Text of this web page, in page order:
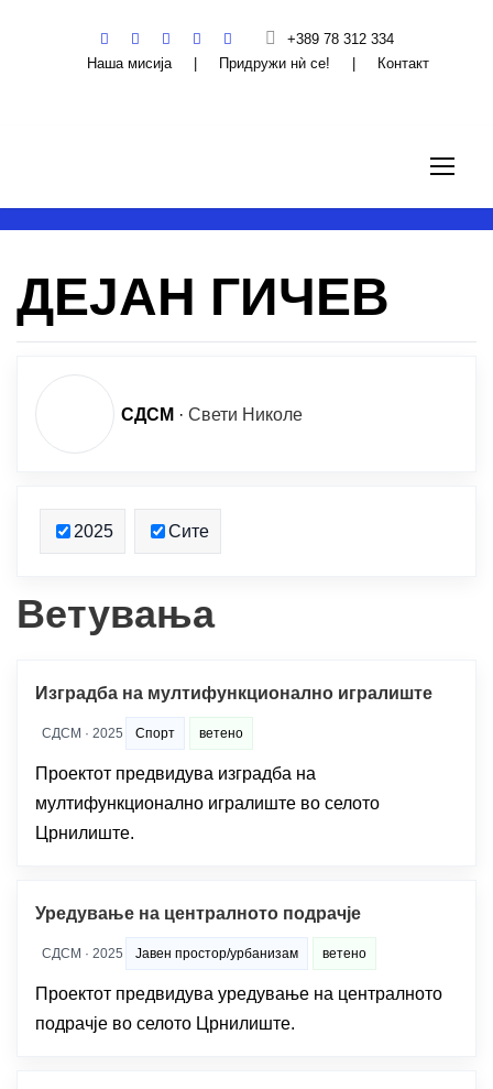
+389 78 312 334
Наша мисија
Придружи нѝ се! Контакт
ДЕЈАН ГИЧЕВ
СДСМ · Свети Николе
2025 Сите
Ветувања
Изградба на мултифункционално игралиште
СДСМ · 2025 Спорт ветено
Проектот предвидува изградба на
мултифункционално игралиште во селото
Црнилиште.
Уредување на централното подрачје
СДСМ · 2025 Јавен простор/урбанизам ветено
Проектот предвидува уредување на централното
подрачје во селото Црнилиште.